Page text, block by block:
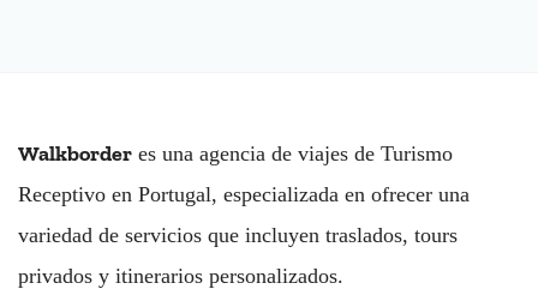
Walkborder es una agencia de viajes de Turismo
Receptivo en Portugal, especializada en ofrecer una
variedad de servicios que incluyen traslados, tours
privados y itinerarios personalizados.